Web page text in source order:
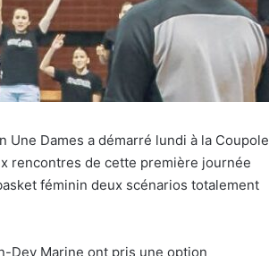
Dames a démarré lundi à la Coupole
rencontres de cette première journée
féminin deux scénarios totalement
Dey Marine ont pris une option